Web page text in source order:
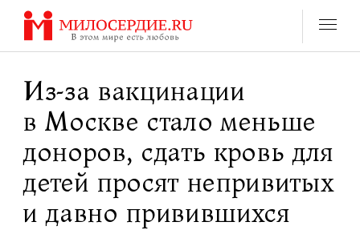
Перейти
содержанию
Из-за вакцинации
в Москве стало меньше
доноров, сдать кровь для
детей просят непривитых
и давно привившихся